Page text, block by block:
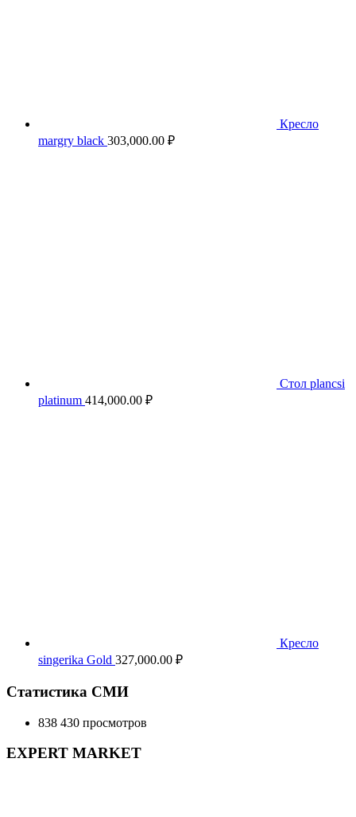
Кресло
margry black 303,000.00 ₽
Стол plancsi
platinum 414,000.00 ₽
Кресло
singerika Gold 327,000.00 ₽
Статистика СМИ
838 430 просмотров
EXPERT MARKET